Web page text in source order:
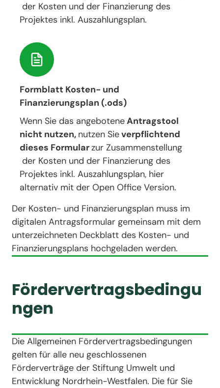
der Kosten und der Finanzierung des
Projektes inkl. Auszahlungsplan.
Formblatt Kosten- und
Finanzierungsplan (.ods)
Wenn Sie das angeboteneAntragstool
nicht nutzen, nutzen Sieverpflichtend
dieses Formularzur Zusammenstellung
der Kosten und der Finanzierung des
Projektes inkl. Auszahlungsplan, hier
alternativ mit der Open Office Version.
Der Kosten- und Finanzierungsplan muss im
digitalen Antragsformular gemeinsam mit dem
unterzeichneten Deckblatt des Kosten- und
Finanzierungsplans hochgeladen werden.
Fördervertragsbedingu
ngen
Die Allgemeinen Fördervertragsbedingungen
gelten für alle neu geschlossenen
Förderverträge der Stiftung Umwelt und
Entwicklung Nordrhein-Westfalen. Die für Sie